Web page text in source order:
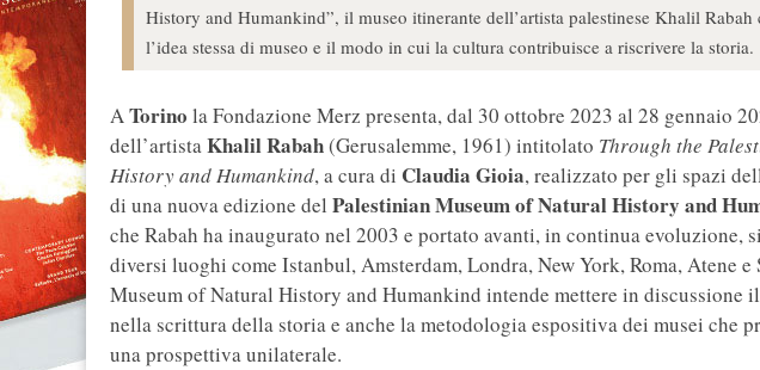
History and Humankind”, il museo itinerante dell’artista palestinese Khalil Rabah
l’idea stessa di museo e il modo in cui la cultura contribuisce a riscrivere la storia.
ATorino la Fondazione Merz presenta, dal 30 ottobre 2023 al 28 gennaio
dell’artistaKhalil Rabah(Gerusalemme, 1961) intitolato Through the
History and Humankind, a cura di Claudia Gioia, realizzato per gli spazi
di una nuova edizione del Palestinian Museum of Natural History and
che Rabah ha inaugurato nel 2003 e portato avanti, in continua evoluzione,
diversi luoghi come Istanbul, Amsterdam, Londra, New York, Roma, Atene e
Museum of Natural History and Humankind intende mettere in discussione
nella scrittura della storia e anche la metodologia espositiva dei musei che
una prospettiva unilaterale.